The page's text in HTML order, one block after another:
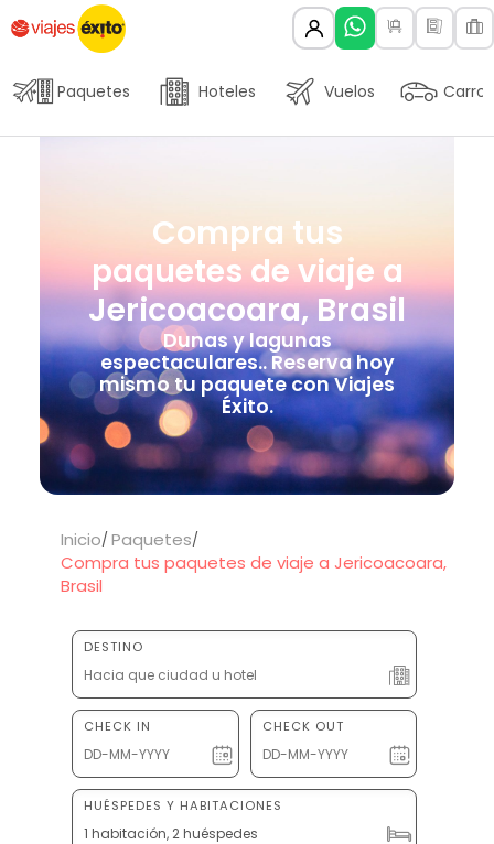
Paquetes Hoteles Vuelos Carros
Compra tus
paquetes de viaje a
Jericoacoara, Brasil
Dunas y lagunas
espectaculares.. Reserva hoy
mismo tu paquete con Viajes
Éxito.
Inicio Paquetes
Compra tus paquetes de viaje a Jericoacoara,
Brasil
DESTINO
CHECK IN CHECK OUT
HUÉSPEDES Y HABITACIONES
1 habitación, 2 huéspedes